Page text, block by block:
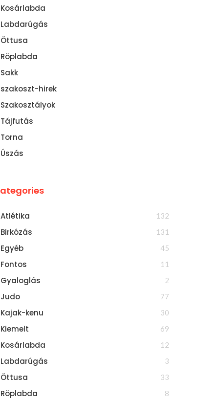
SZEREPLÉS A
TÍZ ÉRMET HOZTAK
Kosárlabda
Labdarúgás
Öttusa
Röplabda
Sakk
szakoszt-hirek
Szakosztályok
Tájfutás
Torna
Úszás
Atlétika 132
Birkózás 131
Egyéb 45
Fontos 11
Gyaloglás 2
Judo 77
Kajak-kenu 30
Kiemelt 69
Kosárlabda 12
Labdarúgás 3
Öttusa 33
Röplabda 8